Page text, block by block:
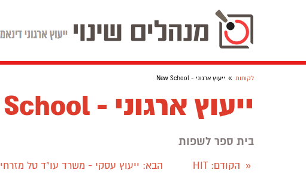
לקוחות » ייעוץ ארגוני - New School
ייעוץ ארגוני - New School
בית ספר לשפות
« הקודם: HIT הבא: ייעוץ עסקי - משרד עו"ד טל מזרחי